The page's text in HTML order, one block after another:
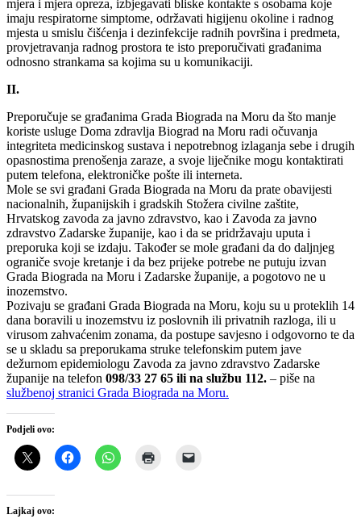
mjera i mjera opreza, izbjegavati bliske kontakte s osobama koje
imaju respiratorne simptome, održavati higijenu okoline i radnog
mjesta u smislu čišćenja i dezinfekcije radnih površina i predmeta,
provjetravanja radnog prostora te isto preporučivati građanima
odnosno strankama sa kojima su u komunikaciji.
II.
Preporučuje se građanima Grada Biograda na Moru da što manje
koriste usluge Doma zdravlja Biograd na Moru radi očuvanja
integriteta medicinskog sustava i nepotrebnog izlaganja sebe i drugih
opasnostima prenošenja zaraze, a svoje liječnike mogu kontaktirati
putem telefona, elektroničke pošte ili interneta.
Mole se svi građani Grada Biograda na Moru da prate obavijesti
nacionalnih, županijskih i gradskih Stožera civilne zaštite,
Hrvatskog zavoda za javno zdravstvo, kao i Zavoda za javno
zdravstvo Zadarske županije, kao i da se pridržavaju uputa i
preporuka koji se izdaju. Također se mole građani da do daljnjeg
ograniče svoje kretanje i da bez prijeke potrebe ne putuju izvan
Grada Biograda na Moru i Zadarske županije, a pogotovo ne u
inozemstvo.
Pozivaju se građani Grada Biograda na Moru, koju su u proteklih 14
dana boravili u inozemstvu iz poslovnih ili privatnih razloga, ili u
virusom zahvaćenim zonama, da postupe savjesno i odgovorno te da
se u skladu sa preporukama struke telefonskim putem jave
dežurnom epidemiologu Zavoda za javno zdravstvo Zadarske
županije na telefon 098/33 27 65 ili na službu 112. – piše na
službenoj stranici Grada Biograda na Moru.
Podjeli ovo:
Lajkaj ovo: